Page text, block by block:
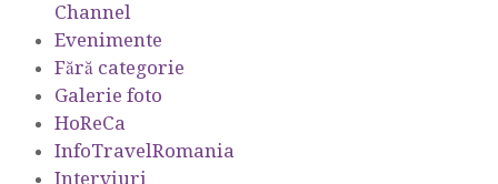
Channel
Evenimente
Fără categorie
Galerie foto
HoReCa
InfoTravelRomania
Interviuri